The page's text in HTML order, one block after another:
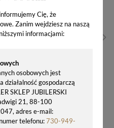
Cię, że
Zanim wejdziesz na naszą
informacjami:
osobowych jest
działalność gospodarczą
SKLEP JUBILERSKI
21, 88-100
adres e-mail:
telefonu:730-949-